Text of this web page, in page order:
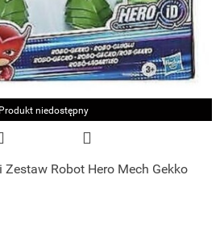
Produkt niedostępny
Zestaw Robot Hero Mech Gekko